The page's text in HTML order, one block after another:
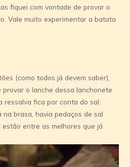
fiquei com vontade de provar o
Vale muito experimentar a batata
(como todos já devem saber),
o lanche dessa lanchonete
ressalva fica por conta do sal:
brasa, havia pedaços de sal
entre as melhores que já